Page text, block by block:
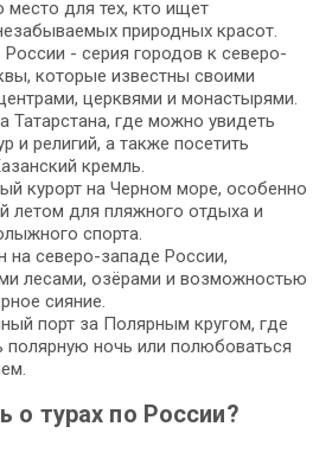
место для тех, кто ищет
природных красот.
- серия городов к северо-
которые известны своими
церквями и монастырями.
Татарстана, где можно увидеть
и религий, а также посетить
кремль.
курорт на Черном море, особенно
летом для пляжного отдыха и
спорта.
на северо-западе России,
лесами, озёрами и возможностью
сияние.
порт за Полярным кругом, где
ночь или полюбоваться
о турах по России?